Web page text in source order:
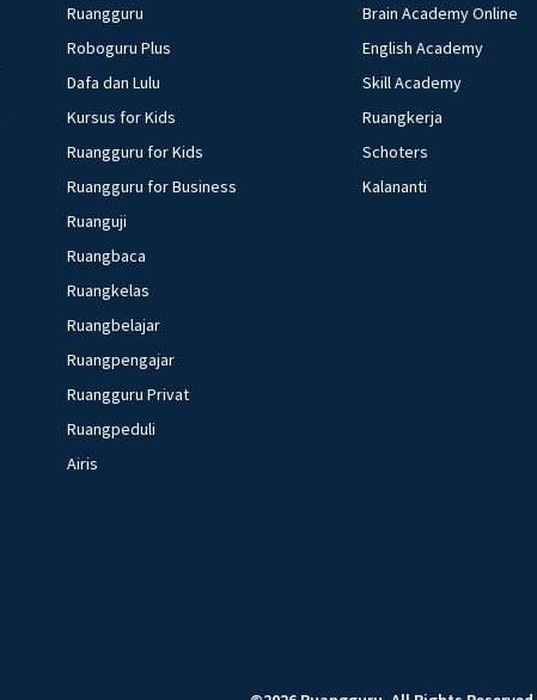
Ruangguru
Roboguru Plus
Dafa dan Lulu
Kursus for Kids
Ruangguru for Kids
Ruangguru for Business
Ruanguji
Ruangbaca
Ruangkelas
Ruangbelajar
Ruangpengajar
Ruangguru Privat
Ruangpeduli
Airis
Brain Academy Online
English Academy
Skill Academy
Ruangkerja
Schoters
Kalananti